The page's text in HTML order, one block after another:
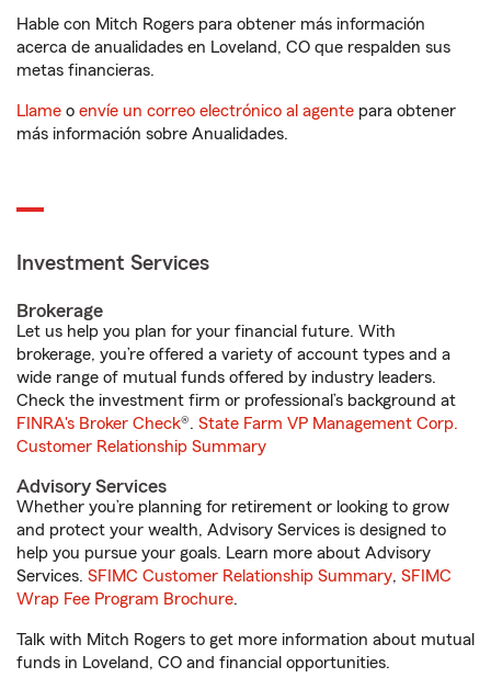
Hable con Mitch Rogers para obtener más información
acerca de anualidades en Loveland, CO que respalden sus
metas financieras.
Llame o envíe un correo electrónico al agente para obtener
más información sobre Anualidades.
Investment Services
Brokerage
Let us help you plan for your financial future. With
brokerage, you’re offered a variety of account types and a
wide range of mutual funds offered by industry leaders.
Check the investment firm or professional’s background at
FINRA's Broker Check®. State Farm VP Management Corp.
Customer Relationship Summary
Advisory Services
Whether you’re planning for retirement or looking to grow
and protect your wealth, Advisory Services is designed to
help you pursue your goals. Learn more about Advisory
Services. SFIMC Customer Relationship Summary, SFIMC
Wrap Fee Program Brochure.
Talk with Mitch Rogers to get more information about mutual
funds in Loveland, CO and financial opportunities.